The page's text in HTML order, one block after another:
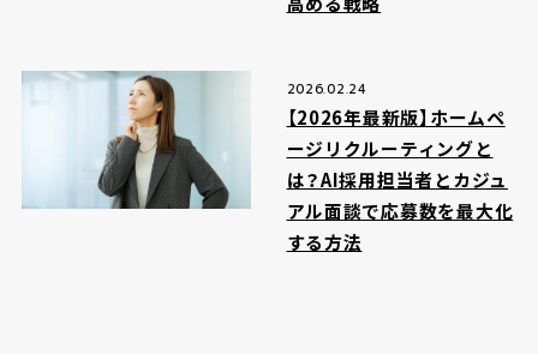
2026.02.24
【2026年最新版】ホームペ
ージリクルーティングと
は？AI採用担当者とカジュ
アル面談で応募数を最大化
する方法